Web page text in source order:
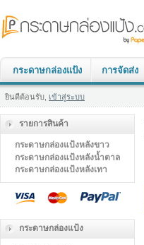
กระดาษกล่องแป้ง การจัดส่ง
ยินดีต้อนรับ, เข้าสู่ระบบ
รายการสินค้า
กระดาษกล่องแป้งหลังขาว
กระดาษกล่องแป้งหลังน้ำตาล
กระดาษกล่องแป้งหลังเทา
กระดาษกล่องแป้ง